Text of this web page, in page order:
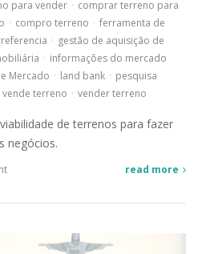
para vender · comprar terreno para
· compro terreno · ferramenta de
· gestão de aquisição de
· informações do mercado
Mercado · land bank · pesquisa
vende terreno · vender terreno
de terrenos para fazer
negócios.
read more